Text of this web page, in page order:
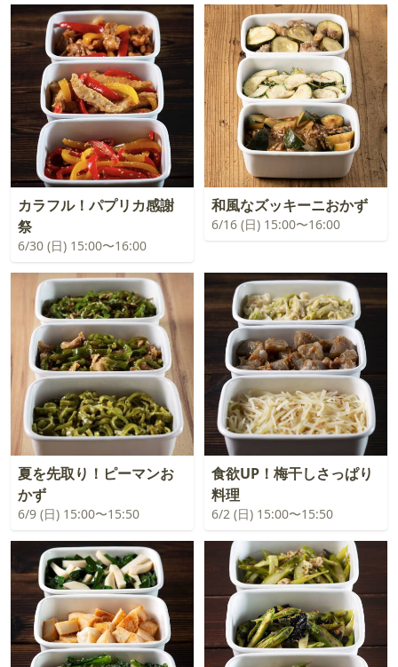
カラフル！パプリカ感謝
祭
6/30 (日) 15:00〜16:00
和風なズッキーニおかず
6/16 (日) 15:00〜16:00
夏を先取り！ピーマンお
かず
6/9 (日) 15:00〜15:50
食欲UP！梅干しさっぱり
料理
6/2 (日) 15:00〜15:50